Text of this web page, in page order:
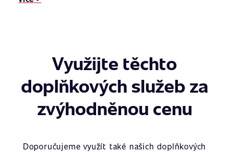
Využijte těchto
doplňkových služeb za
zvýhodněnou cenu
Doporučujeme využít také našich doplňkových